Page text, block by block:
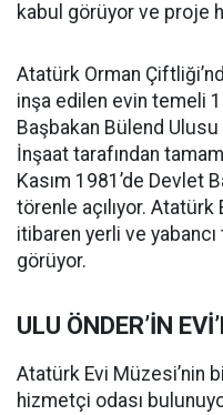
kabul görüyor ve proje
Atatürk Orman
inşa edilen evin temeli
Başbakan Bülend Ulusu
İnşaat tarafından
Kasım 1981’de Devlet
törenle açılıyor. Atatürk
itibaren yerli ve
görüyor.
ULU ÖNDER’İN
Atatürk Evi Müzesi’nin
hizmetçi odası